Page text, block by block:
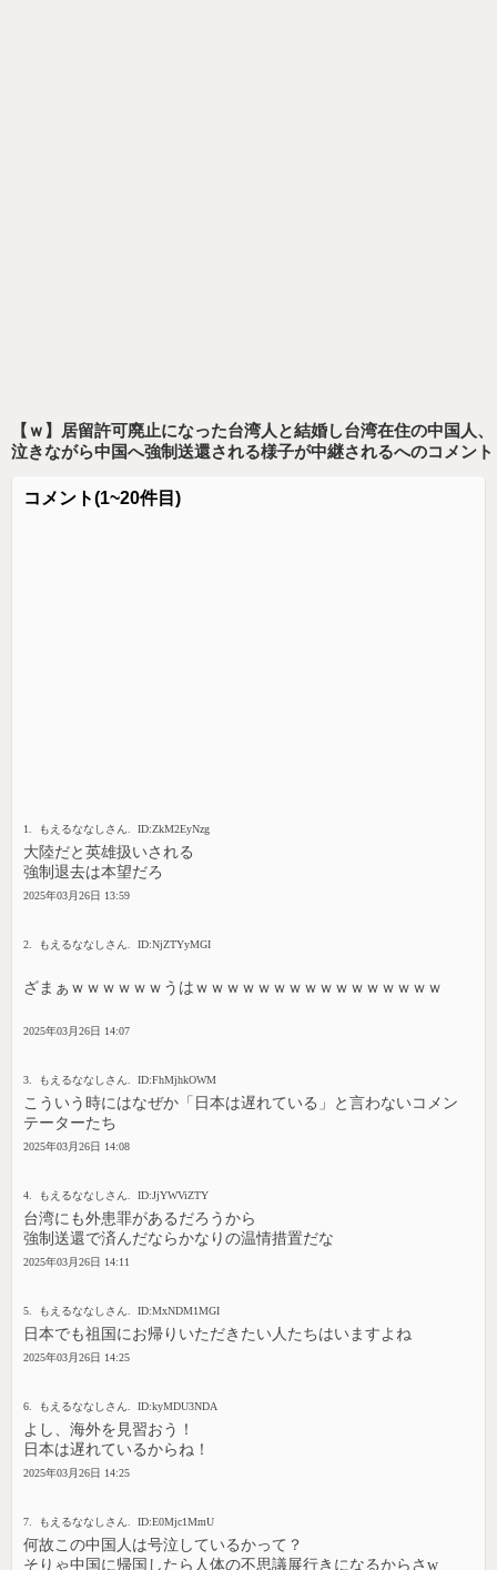
【ｗ】居留許可廃止になった台湾人と結婚し台湾在住の中国人、
泣きながら中国へ強制送還される様子が中継されるへのコメント
コメント(1~20件目)
1. もえるななしさん. ID:ZkM2EyNzg
大陸だと英雄扱いされる
強制退去は本望だろ
2025年03月26日 13:59
2. もえるななしさん. ID:NjZTYyMGI
ざまぁｗｗｗｗｗｗうはｗｗｗｗｗｗｗｗｗｗｗｗｗｗｗｗ
2025年03月26日 14:07
3. もえるななしさん. ID:FhMjhkOWM
こういう時にはなぜか「日本は遅れている」と言わないコメン
テーターたち
2025年03月26日 14:08
4. もえるななしさん. ID:JjYWViZTY
台湾にも外患罪があるだろうから
強制送還で済んだならかなりの温情措置だな
2025年03月26日 14:11
5. もえるななしさん. ID:MxNDM1MGI
日本でも祖国にお帰りいただきたい人たちはいますよね
2025年03月26日 14:25
6. もえるななしさん. ID:kyMDU3NDA
よし、海外を見習おう！
日本は遅れているからね！
2025年03月26日 14:25
7. もえるななしさん. ID:E0Mjc1MmU
何故この中国人は号泣しているかって？
そりゃ中国に帰国したら人体の不思議展行きになるからさw